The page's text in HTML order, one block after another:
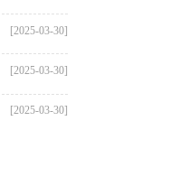
[2025-03-30]
[2025-03-30]
[2025-03-30]